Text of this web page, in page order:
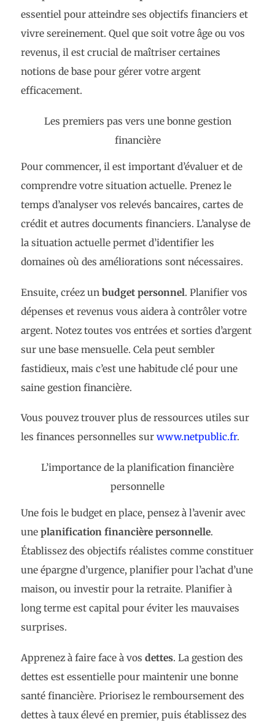
essentiel pour atteindre ses objectifs financiers et
vivre sereinement. Quel que soit votre âge ou vos
revenus, il est crucial de maîtriser certaines
notions de base pour gérer votre argent
efficacement.
Les premiers pas vers une bonne gestion
financière
Pour commencer, il est important d’évaluer et de
comprendre votre situation actuelle. Prenez le
temps d’analyser vos relevés bancaires, cartes de
crédit et autres documents financiers. L’analyse de
la situation actuelle permet d’identifier les
domaines où des améliorations sont nécessaires.
Ensuite, créez un budget personnel. Planifier vos
dépenses et revenus vous aidera à contrôler votre
argent. Notez toutes vos entrées et sorties d’argent
sur une base mensuelle. Cela peut sembler
fastidieux, mais c’est une habitude clé pour une
saine gestion financière.
Vous pouvez trouver plus de ressources utiles sur
les finances personnelles sur www.netpublic.fr.
L’importance de la planification financière
personnelle
Une fois le budget en place, pensez à l’avenir avec
une planification financière personnelle.
Établissez des objectifs réalistes comme constituer
une épargne d’urgence, planifier pour l’achat d’une
maison, ou investir pour la retraite. Planifier à
long terme est capital pour éviter les mauvaises
surprises.
Apprenez à faire face à vos dettes. La gestion des
dettes est essentielle pour maintenir une bonne
santé financière. Priorisez le remboursement des
dettes à taux élevé en premier, puis établissez des